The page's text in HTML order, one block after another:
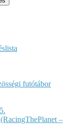
futótábor
–